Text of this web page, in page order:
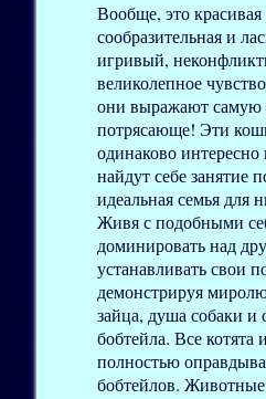
Вообще, это
сообразительная и
игривый,
великолепное
они выражают самую
потрясающе! Эти
одинаково
найдут себе занятие
идеальная семья для
Живя с подобными
доминировать над
устанавливать свои
демонстрируя
зайца, душа собаки и
бобтейла. Все
полностью
бобтейлов.